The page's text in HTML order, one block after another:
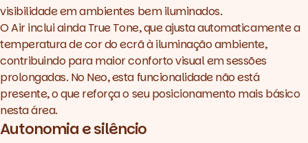
visibilidade em ambientes bem iluminados.
O Air inclui ainda True Tone, que ajusta automaticamente a
temperatura de cor do ecrã à iluminação ambiente,
contribuindo para maior conforto visual em sessões
prolongadas. No Neo, esta funcionalidade não está
presente, o que reforça o seu posicionamento mais básico
nesta área.
Autonomia e silêncio